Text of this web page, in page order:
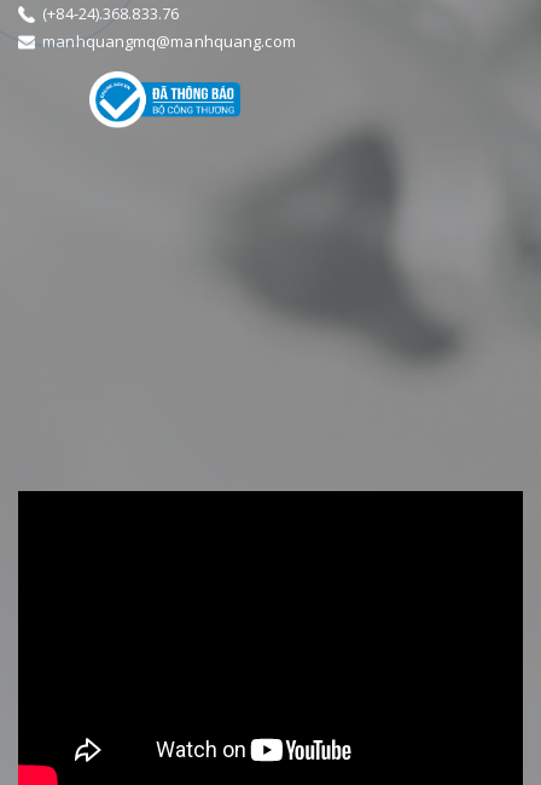
(+84-24).368.833.76
manhquangmq@manhquang.com